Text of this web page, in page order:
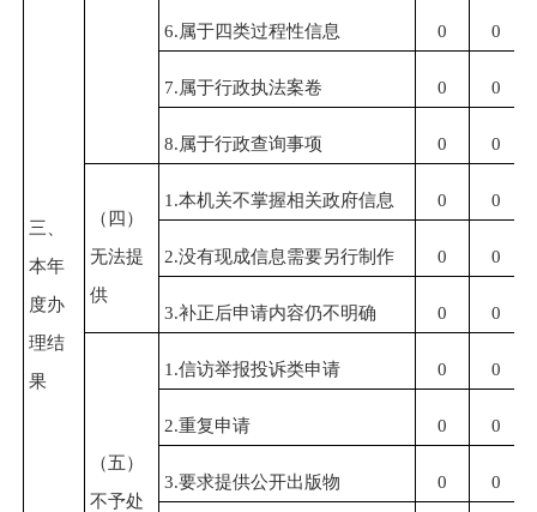
三、
本年
度办
理结
果
6.属于四类过程性信息 0 0
7.属于行政执法案卷 0 0
8.属于行政查询事项 0 0
（四）
无法提
供
1.本机关不掌握相关政府信息 0 0
2.没有现成信息需要另行制作 0 0
3.补正后申请内容仍不明确 0 0
（五）
不予处
1.信访举报投诉类申请 0 0
2.重复申请 0 0
3.要求提供公开出版物 0 0